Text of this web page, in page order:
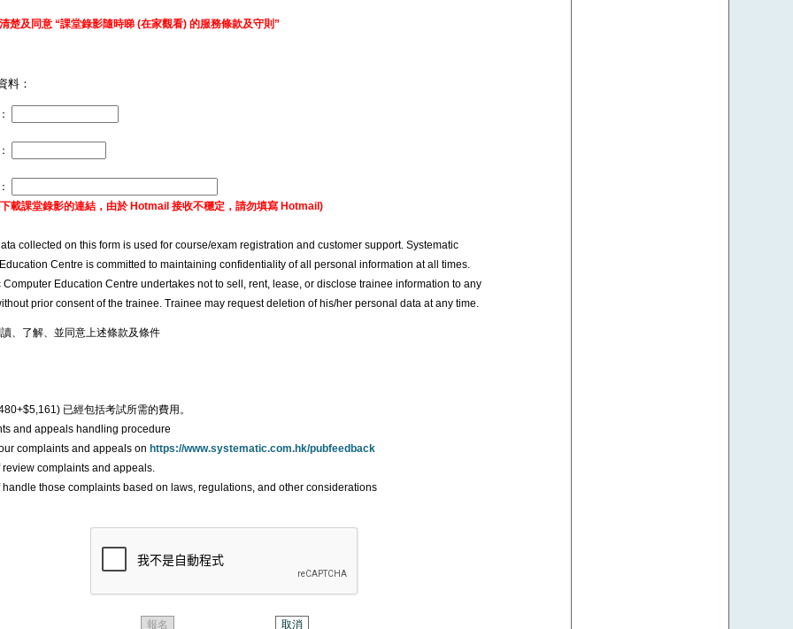
楚及同意 “課堂錄影隨時睇 (在家觀看) 的服務條款及守則”
料：
載課堂錄影的連結，由於 Hotmail 接收不穩定，請勿填寫 Hotmail)
collected on this form is used for course/exam registration and customer support. Systematic
Centre is committed to maintaining confidentiality of all personal information at all times.
Computer Education Centre undertakes not to sell, rent, lease, or disclose trainee information to any
prior consent of the trainee. Trainee may request deletion of his/her personal data at any time.
、了解、並同意上述條款及條件
已經包括考試所需的費用。
and appeals handling procedure
complaints and appeals on https://www.systematic.com.hk/pubfeedback
review complaints and appeals.
handle those complaints based on laws, regulations, and other considerations